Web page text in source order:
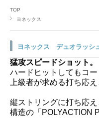
TOP
ヨネックス
ヨネックス デュオラッ
猛攻スピードショット。
ハードヒットしてもコ
上級者が求める打ち応
縦ストリングに打ち応
構造の「POLYACTION